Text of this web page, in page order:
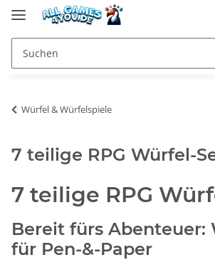
Würfel & Würfelspiele
7 teilige RPG Würfel-
7 teilige RPG
Bereit fürs Abenteuer:
für Pen-&-Paper